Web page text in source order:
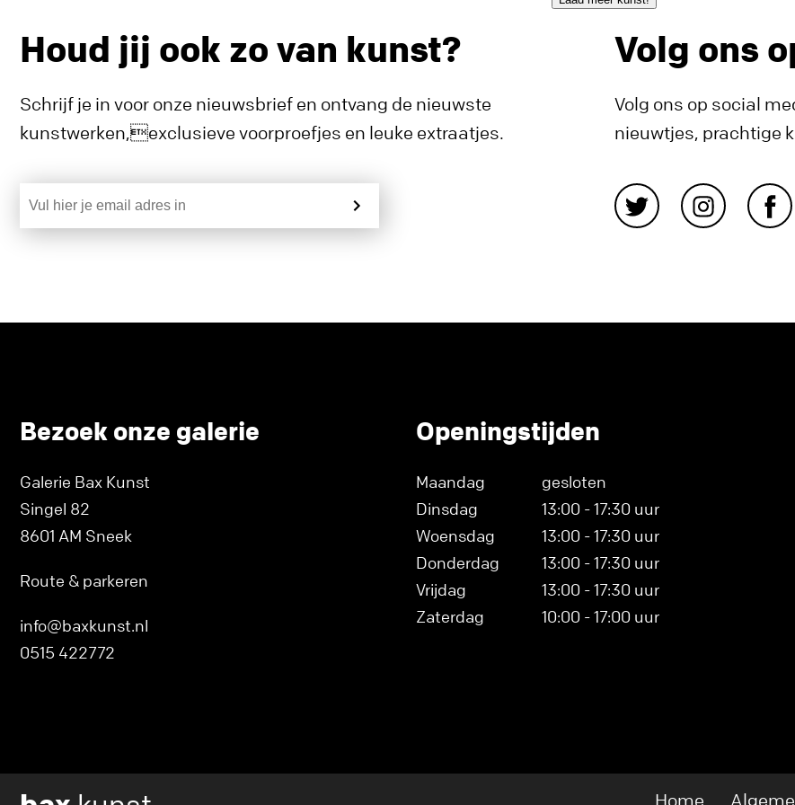
Houd jij ook zo van kunst?
Schrijf je in voor onze nieuwsbrief en ontvang de nieuwste
kunstwerken,exclusieve voorproefjes en leuke extraatjes.
Volg ons
Volg ons op social
nieuwtjes, prachtige
Bezoek onze galerie
Galerie Bax Kunst
Singel 82
8601 AM Sneek
Route & parkeren
info@baxkunst.nl
0515 422772
Openingstijden
Maandag
gesloten
Dinsdag
13:00 - 17:30 uur
Woensdag
13:00 - 17:30 uur
Donderdag
13:00 - 17:30 uur
Vrijdag
13:00 - 17:30 uur
Zaterdag
10:00 - 17:00 uur
Home
Ik wil een proefplaatsing aanvragen